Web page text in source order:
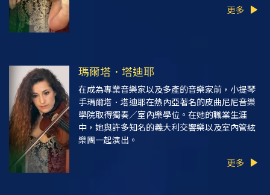
更多
瑪爾塔．塔迪耶
在成為專業音樂家以及多產的音樂家前，小提琴
手瑪爾塔．塔迪耶在熱內亞著名的皮曲尼尼音樂
學院取得獨奏／室內樂學位。在她的職業生涯
中，她與許多知名的義大利交響樂以及室內管絃
樂團一起演出。
更多